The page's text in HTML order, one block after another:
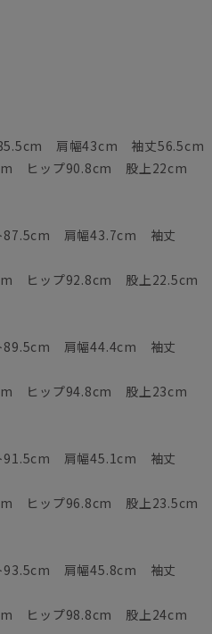
肩幅43cm 袖丈56.5cm
ヒップ90.8cm 股上22cm
87.5cm 肩幅43.7cm 袖丈
ヒップ92.8cm 股上22.5cm
89.5cm 肩幅44.4cm 袖丈
ヒップ94.8cm 股上23cm
91.5cm 肩幅45.1cm 袖丈
ヒップ96.8cm 股上23.5cm
93.5cm 肩幅45.8cm 袖丈
ヒップ98.8cm 股上24cm